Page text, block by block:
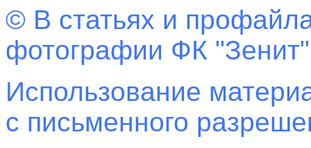
© В статьях и
фотографии ФК
Использование
с письменного